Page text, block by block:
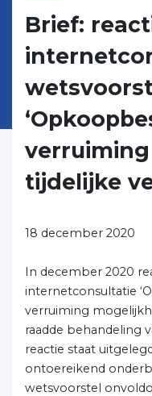
Brief:
tijdelijke
18 december 2020
In december 2020
internetconsultatie
verruiming
raadde behandeling
reactie staat
ontoereikend
wetsvoorstel